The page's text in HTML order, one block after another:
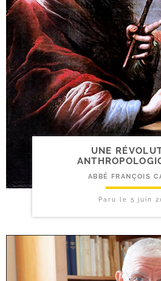
UNE
ABBÉ FRANÇOIS
Paru le 5 juin